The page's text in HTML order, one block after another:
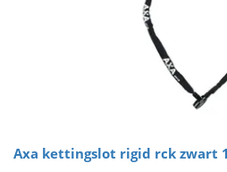
Axa kettingslot rigid rck zwart